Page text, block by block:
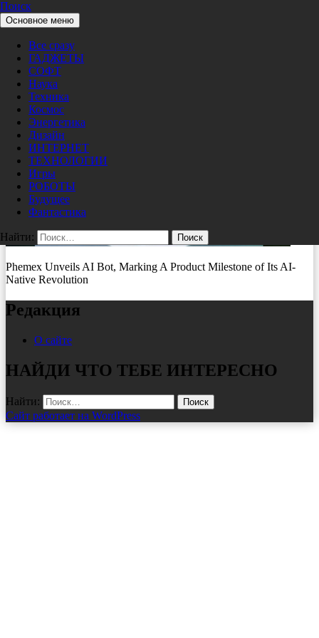
Перейти к содержимому
Pro/Hi-Tech
Поиск
Основное меню
Все сразу
ГАДЖЕТЫ
СОФТ
Наука
Техника
Космос
Энергетика
Дизайн
ИНТЕРНЕТ
ТЕХНОЛОГИИ
Игры
РОБОТЫ
Будущее
Фантастика
Найти:
Phemex
02/26/2026 400 × 225
знаменующего собой веху в AI-Native Revolution
Phemex Unveils AI Bot, Marking A Product Milestone of Its AI-
Native Revolution
Редакция
О сайте
НАЙДИ ЧТО ТЕБЕ ИНТЕРЕСНО
Найти:
Сайт работает на WordPress